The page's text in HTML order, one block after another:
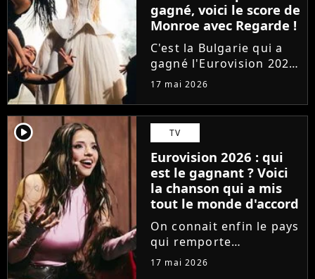
gagné, voici le score de
Monroe avec Regarde !
C'est la Bulgarie qui a
gagné l'Eurovision 2026
à la surprise générale.
la France, qui était
représentée par la
chanteuse Monroe avec
le titre lyrique
"Regarde"...
17 mai 2026
player2 TV
Eurovision 2026 : qui
est le gagnant ? Voici
la chanson qui a mis
tout le monde d'accord
On connait enfin le pays
qui remporte
l'Eurovision 2026 ! Un
17 mai 2026